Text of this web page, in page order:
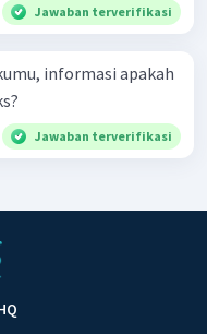
Jawaban terverifikasi
informasi apakah
Jawaban terverifikasi